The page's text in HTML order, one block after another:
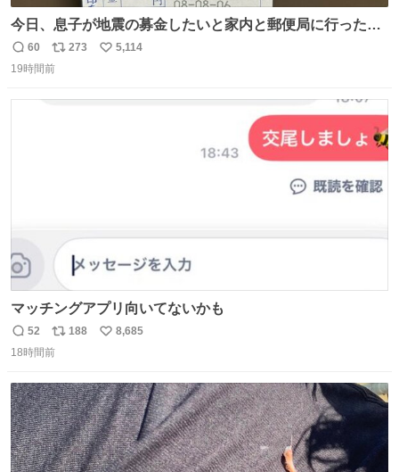
今日、息子が地震の募金したいと家内と郵便局に行ったみ
たいです。おもちゃとか買う選択肢もあったと思うけど、
自分で貯めてた2万円を役に立てて欲しい、みんなも元気
返
信
60
リ
ポ
273
い
5,114
19時間前
マッチングアプリ向いてないかも
返
信
52
リ
ポ
ト
数
188
い
数
8,685
18時間前